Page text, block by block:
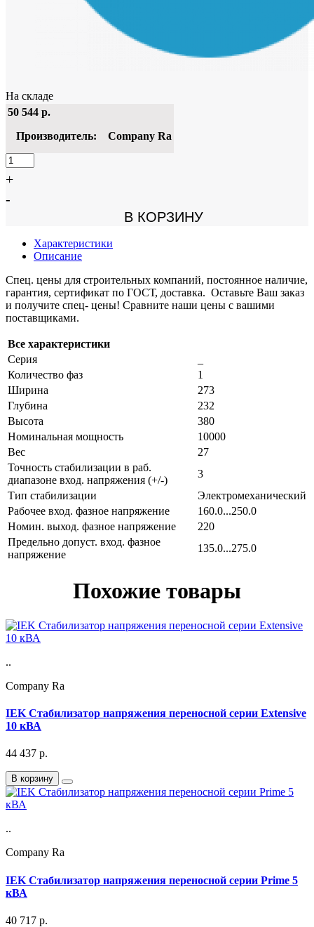
На складе
50 544 р.
Производитель:
Company Ra
+
-
В КОРЗИНУ
Характеристики
Описание
Спец. цены для строительных компаний, постоянное наличие,
гарантия, сертификат по ГОСТ, доставка. Оставьте Ваш заказ
и получите спец- цены! Сравните наши цены с вашими
поставщиками.
Все характеристики
Серия
Количество фаз
1
Ширина
273
Глубина
232
Высота
380
Номинальная мощность
10000
Вес
27
Точность стабилизации в раб.
диапазоне вход. напряжения (+/-)
3
Тип стабилизации
Электромеханический
Рабочее вход. фазное напряжение
160.0...250.0
Номин. выход. фазное напряжение
220
Предельно допуст. вход. фазное
напряжение
135.0...275.0
Похожие товары
..
Company Ra
IEK Стабилизатор напряжения переносной серии Extensive
10 кВА
44 437 р.
В корзину
..
Company Ra
IEK Стабилизатор напряжения переносной серии Prime 5
кВА
40 717 р.